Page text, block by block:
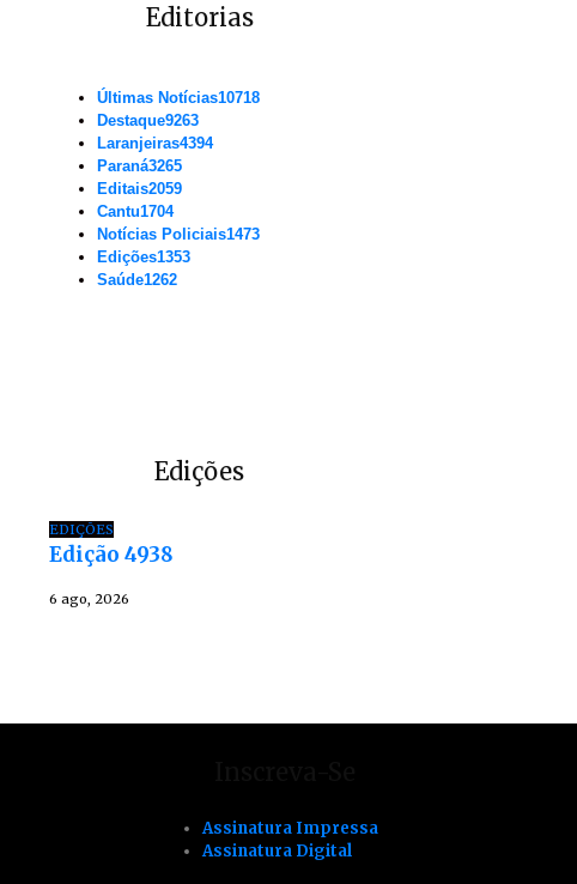
Editorias
Últimas Notícias10718
Destaque9263
Laranjeiras4394
Paraná3265
Editais2059
Cantu1704
Notícias Policiais1473
Edições1353
Saúde1262
Edições
EDIÇÕES
Edição 4938
6 ago, 2026
Assinatura Impressa
Assinatura Digital